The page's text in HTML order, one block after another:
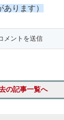
ります）
の記事一覧へ